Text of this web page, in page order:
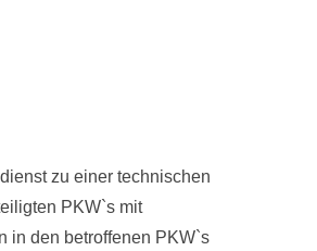
zu einer technischen
PKW`s mit
in den betroffenen PKW`s